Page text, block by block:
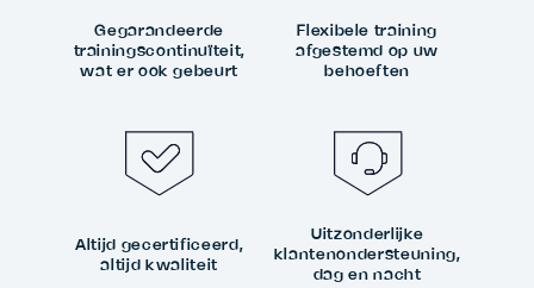
Gegarandeerde
trainingscontinuïteit,
wat er ook gebeurt
Flexibele training
afgestemd op uw
behoeften
Altijd gecertificeerd,
altijd kwaliteit
Uitzonderlijke
klantenondersteuning,
dag en nacht